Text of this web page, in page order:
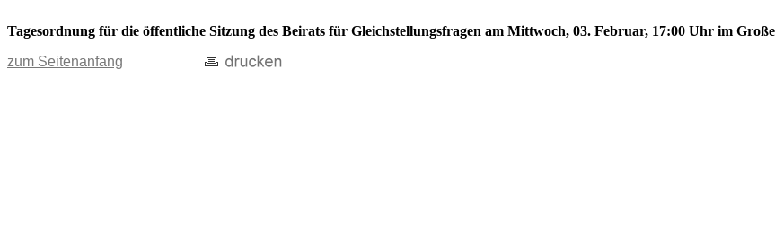
Tagesordnung für die öffentliche Sitzung des Beirats für Gleichstellungsfragen am Mittwoch, 03. Februar, 17:00 Uhr im
zum Seitenanfang